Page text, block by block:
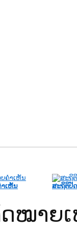
າເຫັນ ສະຖິຕິປັ
ໝາຍເ